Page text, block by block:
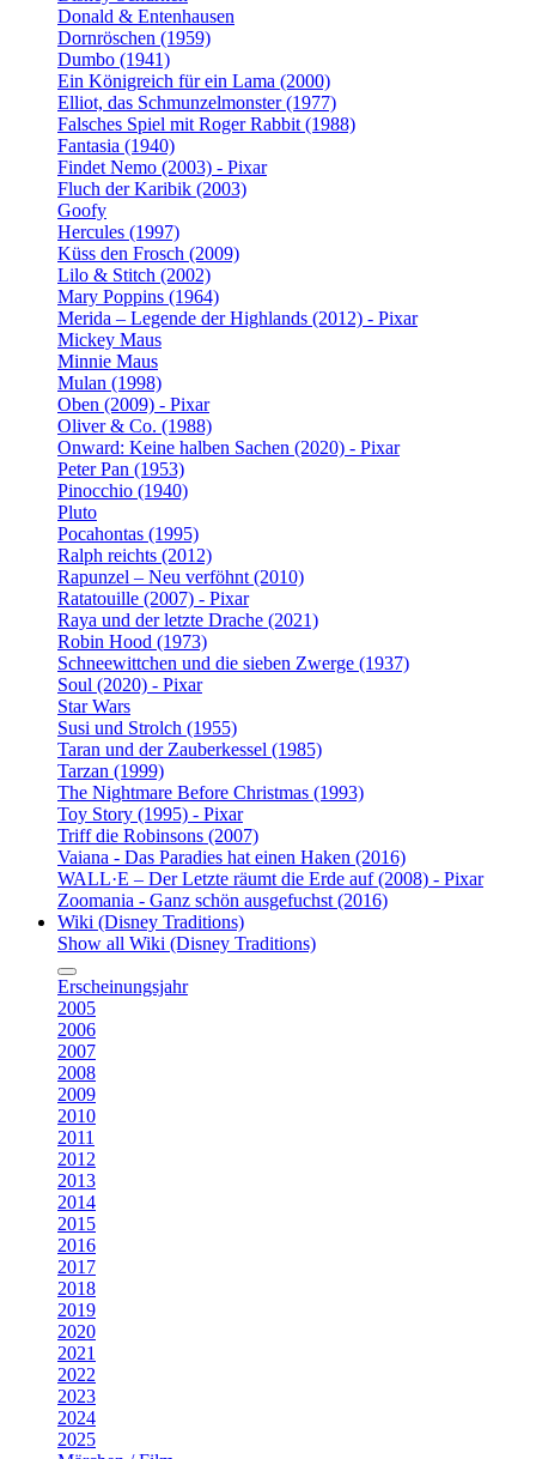
Donald & Entenhausen
Dornröschen (1959)
Dumbo (1941)
Ein Königreich für ein Lama (2000)
Elliot, das Schmunzelmonster (1977)
Falsches Spiel mit Roger Rabbit (1988)
Fantasia (1940)
Findet Nemo (2003) - Pixar
Fluch der Karibik (2003)
Goofy
Hercules (1997)
Küss den Frosch (2009)
Lilo & Stitch (2002)
Mary Poppins (1964)
Merida – Legende der Highlands (2012) - Pixar
Mickey Maus
Minnie Maus
Mulan (1998)
Oben (2009) - Pixar
Oliver & Co. (1988)
Onward: Keine halben Sachen (2020) - Pixar
Peter Pan (1953)
Pinocchio (1940)
Pluto
Pocahontas (1995)
Ralph reichts (2012)
Rapunzel – Neu verföhnt (2010)
Ratatouille (2007) - Pixar
Raya und der letzte Drache (2021)
Robin Hood (1973)
Schneewittchen und die sieben Zwerge (1937)
Soul (2020) - Pixar
Star Wars
Susi und Strolch (1955)
Taran und der Zauberkessel (1985)
Tarzan (1999)
The Nightmare Before Christmas (1993)
Toy Story (1995) - Pixar
Triff die Robinsons (2007)
Vaiana - Das Paradies hat einen Haken (2016)
WALL·E – Der Letzte räumt die Erde auf (2008) - Pixar
Zoomania - Ganz schön ausgefuchst (2016)
Wiki (Disney Traditions)
Show all Wiki (Disney Traditions)
Erscheinungsjahr
2005
2006
2007
2008
2009
2010
2011
2012
2013
2014
2015
2016
2017
2018
2019
2020
2021
2022
2023
2024
2025